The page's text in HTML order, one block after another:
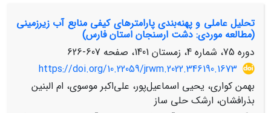
تحلیل عاملی و پهنه‌بندی پارامترهای کیفی منابع آب زیرزمینی
(مطالعه موردی: دشت ارسنجان استان فارس)
دوره 75، شماره 4، زمستان 1401، صفحه
607-626
https://doi.org/10.22059/jrwm.2022.346190.1673
بهمن کواری، یحیی اسماعیل‌پور، علی‌اکبر موسوی، ام البنین
بذرافشان، ارشک حلی ساز